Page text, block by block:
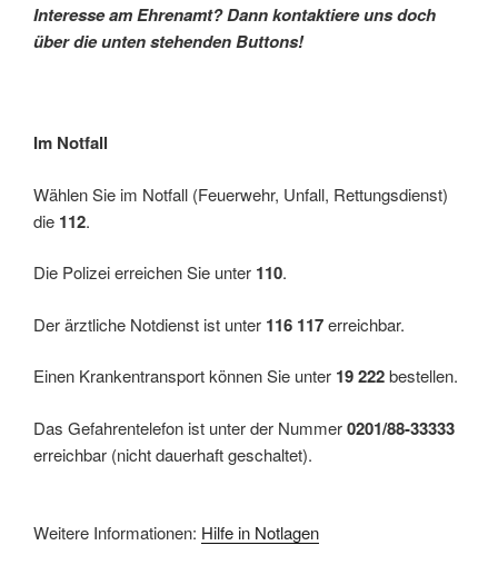
Interesse am Ehrenamt? Dann kontaktiere uns doch
über die unten stehenden Buttons!
Im Notfall
Wählen Sie im Notfall (Feuerwehr, Unfall, Rettungsdienst)
die 112.
Die Polizei erreichen Sie unter 110.
Der ärztliche Notdienst ist unter 116 117erreichbar.
Einen Krankentransport können Sie unter 19 222bestellen.
Das Gefahrentelefon ist unter der Nummer0201/88-33333
erreichbar (nicht dauerhaft geschaltet).
Weitere Informationen: Hilfe in Notlagen